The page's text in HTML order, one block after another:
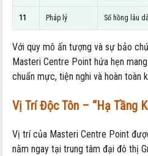
11 Pháp lý Sổ hồng lâu
Với quy mô ấn tượng và sự bảo
Masteri Centre Point hứa hẹn
chuẩn mực, tiện nghi và hoàn toàn
Vị Trí Độc Tôn – “Hạ Tầng
Vị trí của Masteri Centre Point
nằm ngay tại trung tâm đại đô thị